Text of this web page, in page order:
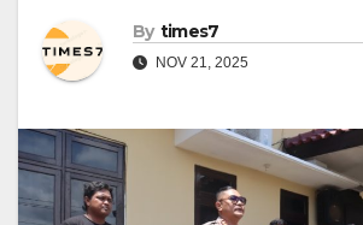
By times7
NOV 21, 2025